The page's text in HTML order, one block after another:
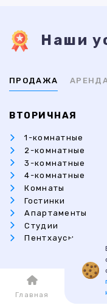
Наши
ПРОДАЖА
ВТОРИЧНАЯ
1-комнатные
2-комнатные
3-комнатные
4-комнатные
Комнаты
Гостинки
Апартаменты
Студии
Пентхаусы
ЗАГОРОДНАЯ
Коттеджи
Главная